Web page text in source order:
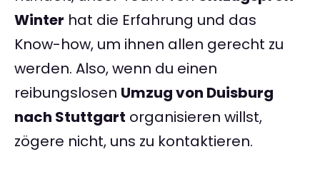
Winter hat die Erfahrung und das
Know-how, um ihnen allen gerecht zu
werden. Also, wenn du einen
reibungslosen Umzug von Duisburg
nach Stuttgart organisieren willst,
zögere nicht, uns zu kontaktieren.